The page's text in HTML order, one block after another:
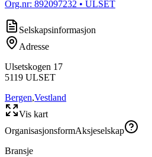
Org.nr: 892097232 • ULSET
Selskapsinformasjon
Adresse
Ulsetskogen 17
5119 ULSET
Bergen,Vestland
Vis kart
OrganisasjonsformAksjeselskap
Bransje